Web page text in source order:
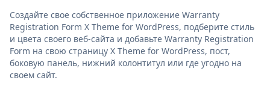
Создайте свое собственное приложение Warranty
Registration Form X Theme for WordPress, подберите стиль
и цвета своего веб-сайта и добавьте Warranty Registration
Form на свою страницу X Theme for WordPress, пост,
боковую панель, нижний колонтитул или где угодно на
своем сайт.